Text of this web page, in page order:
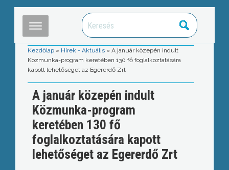
Kezdőlap » Hírek - Aktuális »A január közepén indult
Közmunka-program keretében 130 fő foglalkoztatására
kapott lehetőséget az Egererdő Zrt
A január közepén indult
Közmunka-program
keretében 130 fő
foglalkoztatására kapott
lehetőséget az Egererdő Zrt